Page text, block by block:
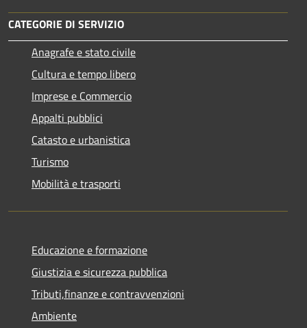
CATEGORIE DI SERVIZIO
Anagrafe e stato civile
Cultura e tempo libero
Imprese e Commercio
Appalti pubblici
Catasto e urbanistica
Turismo
Mobilità e trasporti
Educazione e formazione
Giustizia e sicurezza pubblica
Tributi,finanze e contravvenzioni
Ambiente